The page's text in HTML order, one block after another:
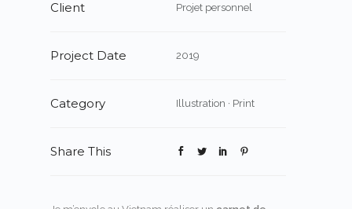
Client Projet personnel
Project Date 2019
Category Illustration · Print
Share This